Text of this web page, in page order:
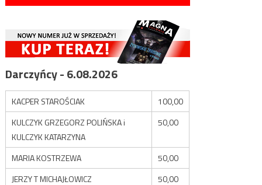
Darczyńcy - 6.08.2026
KACPER STAROŚCIAK
100,00
KULCZYK GRZEGORZ POLIŃSKA i
KULCZYK KATARZYNA
50,00
MARIA KOSTRZEWA
50,00
JERZY T MICHAJŁOWICZ
50,00